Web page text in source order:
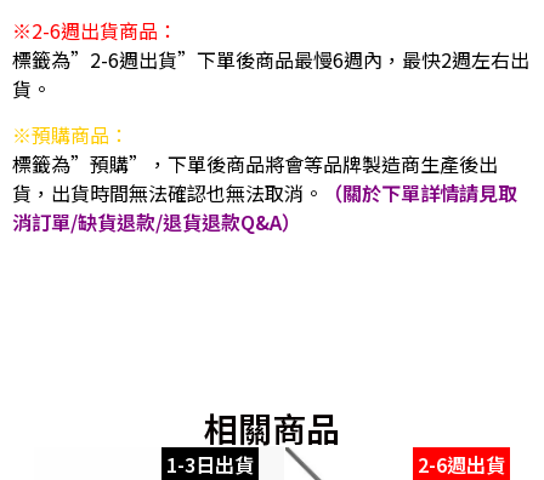
※2-6週出貨商品：
標籤為”2-6週出貨”下單後商品最慢6週內，最快2週左右出
貨。
※預購商品：
標籤為”預購”，下單後商品將會等品牌製造商生產後出
貨，出貨時間無法確認也無法取消。
（關於下單詳情請見取
消訂單/缺貨退款/退貨退款Q&A）
相關商品
1-3日出貨 2-6週出貨